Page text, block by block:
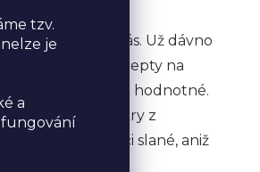
tzv.
je
a
fungování
mnoha z nás. Už dávno
kreativní recepty na
ale také nutričně hodnotné.
až po slané krekry z
chuť na sladké či slané, aniž